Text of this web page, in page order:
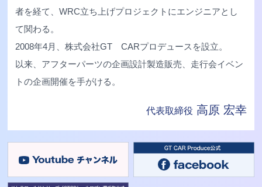
者を経て、WRC立ち上げプロジェクトにエンジニアとし
て関わる。
2008年4月、株式会社GT CARプロデュースを設立。
以来、アフターパーツの企画設計製造販売、走行会イベン
トの企画開催を手がける。
代表取締役 高原 宏幸